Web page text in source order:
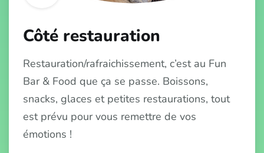
Côté restauration
Restauration/rafraichissement, c’est au Fun
Bar & Food que ça se passe. Boissons,
snacks, glaces et petites restaurations, tout
est prévu pour vous remettre de vos
émotions !